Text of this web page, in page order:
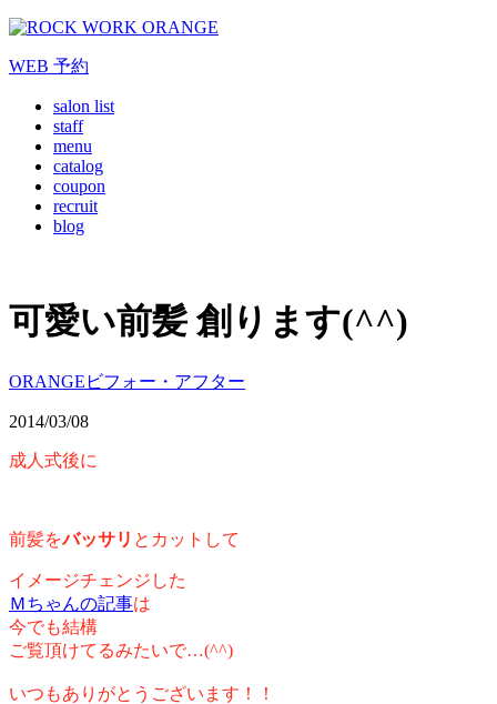
WEB 予約
salon list
staff
menu
catalog
coupon
recruit
blog
可愛い前髪 創ります(^^)
ORANGEビフォー・アフター
2014/03/08
成人式後に
前髪をバッサリ とカットして
イメージチェンジした
Ｍちゃんの記事は
今でも結構
ご覧頂けてるみたいで…(^^)
いつもありがとうございます！！